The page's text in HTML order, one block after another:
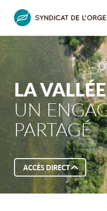
VALORISER LA VALLÉE
CONTRÔLER
PRÉVENIR LE RISQUE
DÉCOUVRIRLA VALLÉE
SENSIBILISERÀ
LE SYNDICATDE L’ORGE
LA
UN
PARTAGÉ
ACCÈS DIRECT